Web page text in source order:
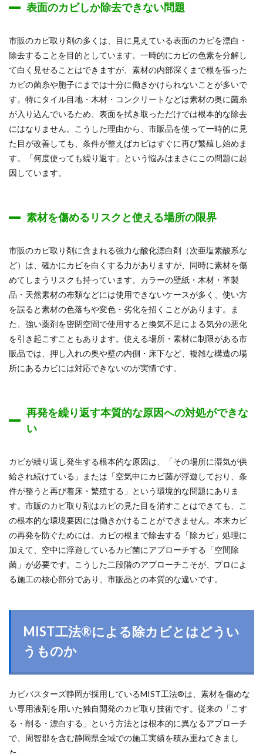
表面のカビしか除去できない問題
市販のカビ取り剤の多くは、目に見えている表面のカビを漂白・
除去することを目的としています。一時的にカビの色素を分解し
て白く見せることはできますが、素材の内部深くまで根を張った
カビの菌糸や胞子にまでは十分に働きかけられないことが多いで
す。特にタイル目地・木材・コンクリートなどは素材の奥に菌糸
が入り込んでいるため、表面を拭き取っただけでは根本的な除去
にはなりません。こうした理由から、市販品を使って一時的に見
た目が改善しても、条件が整えばカビはすぐに再び繁殖し始めま
す。「何度使っても繰り返す」という悩みはまさにこの問題に起
因しています。
素材を傷めるリスクと使える場所の限界
市販のカビ取り剤に含まれる強力な酸化漂白剤（次亜塩素酸系な
ど）は、確かにカビを白くする力がありますが、同時に素材を傷
めてしまうリスクも持っています。カラーの壁紙・木材・革製
品・天然素材の布類などには使用できないケースが多く、使い方
を誤ると素材の色落ちや変色・劣化を招くことがあります。ま
た、強い薬剤を密閉空間で使用すると換気不足による気分の悪化
を引き起こすこともあります。使える場所・素材に制限がある市
販品では、押し入れの奥や壁の内側・床下など、複雑な構造の場
所にあるカビには対応できないのが実情です。
再発を繰り返す本質的な原因への対処ができな
い
カビが繰り返し発生する根本的な原因は、「その場所に湿気が供
給され続けている」または「空気中にカビ菌が浮遊しており、条
件が整うと再び着床・繁殖する」という環境的な問題にありま
す。市販のカビ取り剤はカビの見た目を消すことはできても、こ
の根本的な環境要因には働きかけることができません。本来カビ
の再発を防ぐためには、カビの根まで除去する「除カビ」処理に
加えて、空中に浮遊しているカビ菌にアプローチする「空間除
菌」が必要です。こうした二段階のアプローチこそが、プロによ
る施工の核心部分であり、市販品との本質的な違いです。
MIST工法®による除カビとはどうい
うものか
カビバスターズ静岡が採用しているMIST工法®は、素材を傷めな
い専用液剤を用いた独自開発のカビ取り技術です。従来の「こす
る・削る・漂白する」という方法とは根本的に異なるアプローチ
で、周智郡を含む静岡県全域での施工実績を積み重ねてきまし